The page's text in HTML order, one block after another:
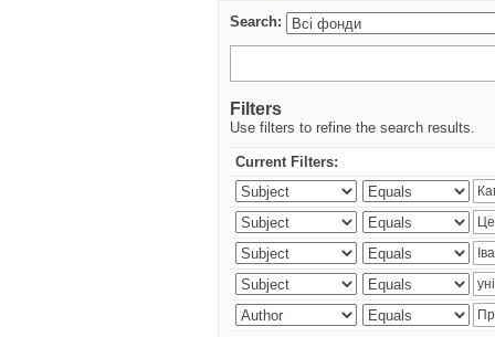
Search:
Filters
Use filters to refine the search results.
Current Filters: